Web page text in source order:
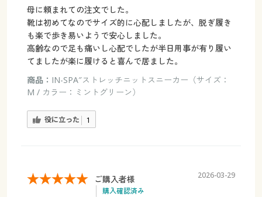
母に頼まれての注文でした。
靴は初めてなのでサイズ的に心配しましたが、脱ぎ履き
も楽で歩き易いようで安心しました。
高齢なので足も痛いし心配でしたが半日用事が有り履い
てましたが楽に履けると喜んで居ました。
商品： IN-SPA″ストレッチニットスニーカー（サイズ：
M / カラー：ミントグリーン）
役に立った 1
ご購入者様
購入確認済み
2026-03-29